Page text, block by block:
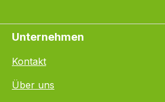
Unternehmen
Kontakt
Über uns